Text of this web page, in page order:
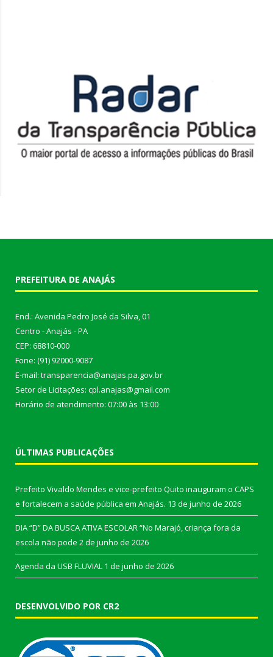
PREFEITURA DE ANAJÁS
End.: Avenida Pedro José da Silva, 01
Centro - Anajás - PA
CEP: 68810-000
Fone: (91) 92000-9087
E-mail: transparencia@anajas.pa.gov.br
Setor de Licitações: cpl.anajas@gmail.com
Horário de atendimento: 07:00 às 13:00
ÚLTIMAS PUBLICAÇÕES
Prefeito Vivaldo Mendes e vice-prefeito Quito inauguram o CAPS
e fortalecem a saúde pública em Anajás. 13 de junho de 2026
DIA “D” DA BUSCA ATIVA ESCOLAR “No Marajó, criança fora da
escola não pode 2 de junho de 2026
Agenda da USB FLUVIAL 1 de junho de 2026
DESENVOLVIDO POR CR2